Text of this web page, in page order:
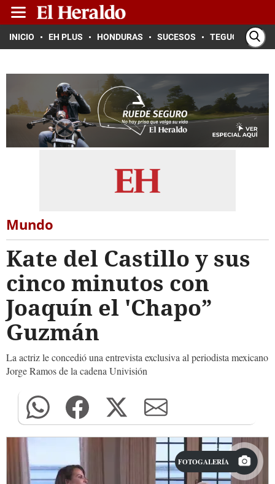
INICIO EH PLUS HONDURAS SUCESOS TEGUCIGALPA
Mundo
Kate del Castillo y sus
cinco minutos con
Joaquín el 'Chapo”
Guzmán
La actriz le concedió una entrevista exclusiva al periodista mexicano
Jorge Ramos de la cadena Univisión
FOTOGALERÍA